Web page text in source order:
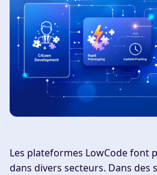
Les plateformes LowCode font
dans divers secteurs. Dans des